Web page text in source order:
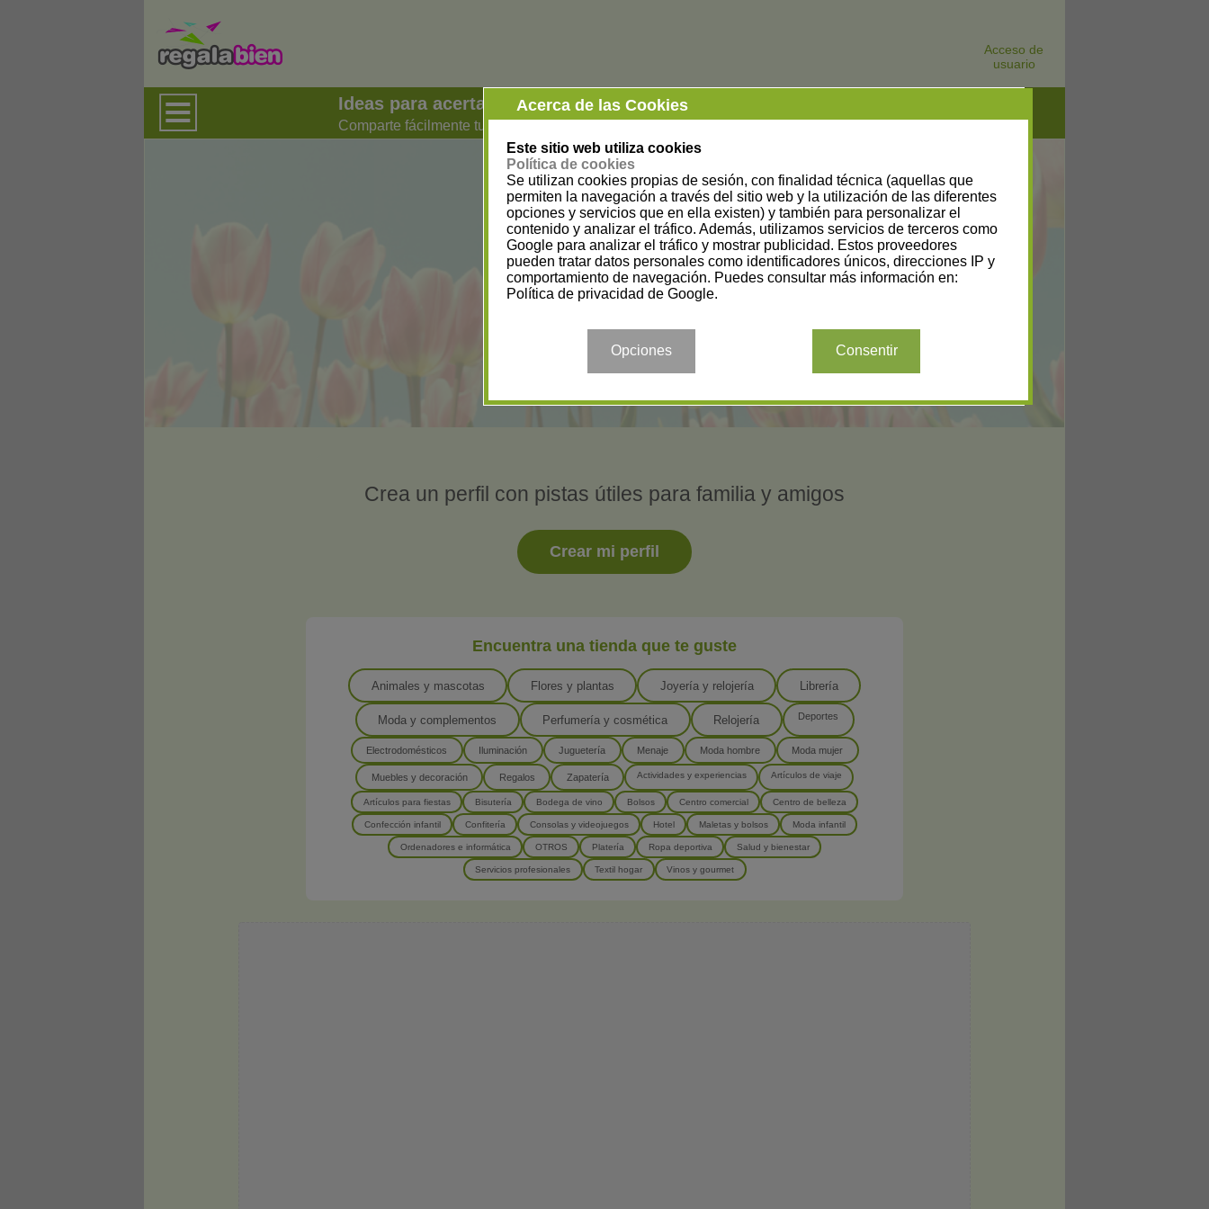
Acceso de
usuario
Ideas para acertar con cada regalo
Comparte fácilmente tus gustos, tallas, ideas y tiendas favoritas
Acerca de las Cookies
Este sitio web utiliza cookies
Política de cookies
Se utilizan cookies propias de sesión, con finalidad técnica (aquellas que
permiten la navegación a través del sitio web y la utilización de las diferentes
opciones y servicios que en ella existen) y también para personalizar el
contenido y analizar el tráfico. Además, utilizamos servicios de terceros como
Google para analizar el tráfico y mostrar publicidad. Estos proveedores
pueden tratar datos personales como identificadores únicos, direcciones IP y
comportamiento de navegación. Puedes consultar más información en:
Política de privacidad de Google.
Opciones Consentir
Crea un perfil con pistas útiles para familia y amigos
Crear mi perfil
Encuentra una tienda que te guste
Animales y mascotas Flores y plantas Joyería y relojería Librería
Moda y complementos Perfumería y cosmética Relojería Deportes
Electrodomésticos Iluminación Juguetería Menaje Moda hombre Moda mujer
Muebles y decoración Regalos Zapatería Actividades y experiencias Artículos de viaje
Artículos para fiestas Bisutería Bodega de vino Bolsos Centro comercial Centro de belleza
Confección infantil Confitería Consolas y videojuegos Hotel Maletas y bolsos Moda infantil
Ordenadores e informática OTROS Platería Ropa deportiva Salud y bienestar
Servicios profesionales Textil hogar Vinos y gourmet